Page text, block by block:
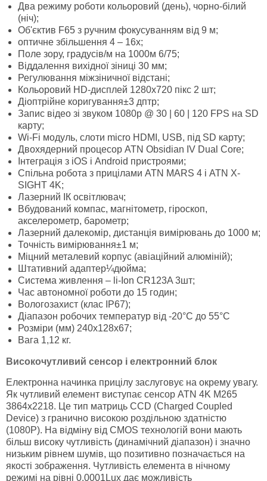
Два режиму роботи кольоровий (день), чорно-білий
(ніч);
Об'єктив F65 з ручним фокусуванням від 9 м;
оптичне збільшення 4 – 16х;
Поле зору, градусів/м на 1000м 6/75;
Віддалення вихідної зіниці 30 мм;
Регулювання міжзіничної відстані;
Кольоровий HD-дисплей 1280x720 пікс 2 шт;
Діоптрійне коригування±3 дптр;
Запис відео зі звуком 1080p @ 30 | 60 | 120 FPS на SD
карту;
Wi-Fi модуль, слоти micro HDMI, USB, під SD карту;
Двохядерний процесор ATN Obsidian IV Dual Core;
Інтеграція з iOS і Android пристроями;
Спільна робота з прицілами ATN MARS 4 і ATN X-
SIGHT 4K;
Лазерний ІК освітлювач;
Вбудований компас, магнітометр, гіроскоп,
акселерометр, барометр;
Лазерний далекомір, дистанція вимірювань до 1000 м;
Точність вимірювання±1 м;
Міцний металевий корпус (авіаційний алюміній);
Штативний адаптер¼дюйма;
Система живлення – li-Ion CR123A 3шт;
Час автономної роботи до 15 годин;
Вологозахист (клас IP67);
Діапазон робочих температур від -20°C до 55°C
Розміри (мм) 240x128x67;
Вага 1,12 кг.
Високочутливий сенсор і електронний блок
Електронна начинка прицілу заслуговує на окрему увагу.
Як чутливий елемент виступає сенсор ATN 4K M265
3864x2218. Це тип матриць CCD (Charged Coupled
Device) з гранично високою роздільною здатністю
(1080P). На відміну від CMOS технологій вони мають
більш високу чутливість (динамічний діапазон) і значно
низьким рівнем шумів, що позитивно позначається на
якості зображення. Чутливість елемента в нічному
режимі на рівні 0.0001Lux дає можливість